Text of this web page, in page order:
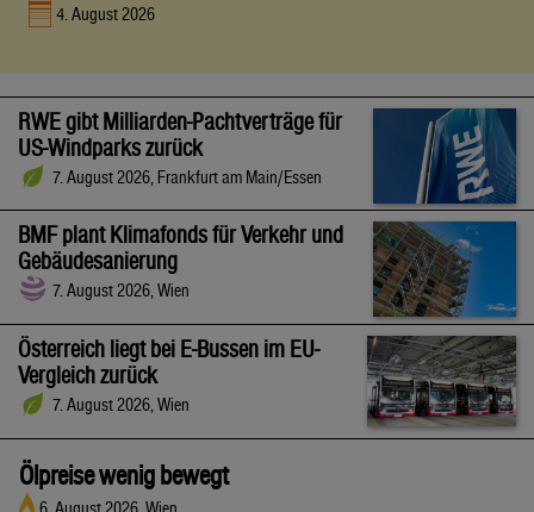
4. August 2026
RWE gibt Milliarden-Pachtverträge für
US-Windparks zurück
7. August 2026, Frankfurt am Main/Essen
BMF plant Klimafonds für Verkehr und
Gebäudesanierung
7. August 2026, Wien
Österreich liegt bei E-Bussen im EU-
Vergleich zurück
7. August 2026, Wien
Ölpreise wenig bewegt